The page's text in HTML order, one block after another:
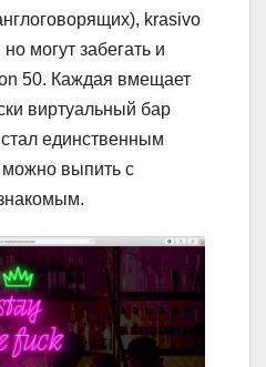
krasivo
могут забегать и
50. Каждая вмещает
виртуальный бар
единственным
выпить с